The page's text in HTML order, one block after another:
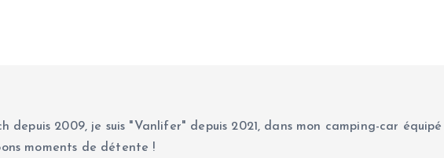
depuis 2009, je suis "Vanlifer" depuis 2021, dans mon camping-car
moments de détente !